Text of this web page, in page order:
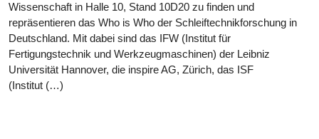
Wissenschaft in Halle 10, Stand 10D20 zu finden und
repräsentieren das Who is Who der Schleiftechnikforschung in
Deutschland. Mit dabei sind das IFW (Institut für
Fertigungstechnik und Werkzeugmaschinen) der Leibniz
Universität Hannover, die inspire AG, Zürich, das ISF
(Institut (…)